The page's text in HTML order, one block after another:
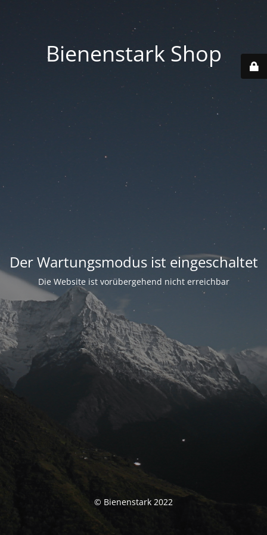
Bienenstark Shop
Der Wartungsmodus ist eingeschaltet
Die Website ist vorübergehend nicht erreichbar
© Bienenstark 2022